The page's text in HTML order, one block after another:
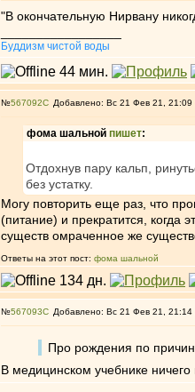
"В окончательную Нирвану
Буддизм чистой воды
№567092 Добавлено: Вс 21 Фев 21, 21:09
фома шальной пишет:
Отдохнув пару кальп,
без устатку.
Могу повторить еще раз, что
(питание) и прекратится,
существ омраченное же
Ответы на этот пост: фома шальной
№567093 Добавлено: Вс 21 Фев 21, 21:14
Про рождения по
В медицинском учебнике ничего